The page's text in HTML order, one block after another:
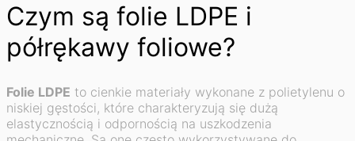
Czym są folie LDPE i
półrękawy foliowe?
Folie LDPE to cienkie materiały wykonane z polietylenu o
niskiej gęstości, które charakteryzują się dużą
elastycznością i odpornością na uszkodzenia